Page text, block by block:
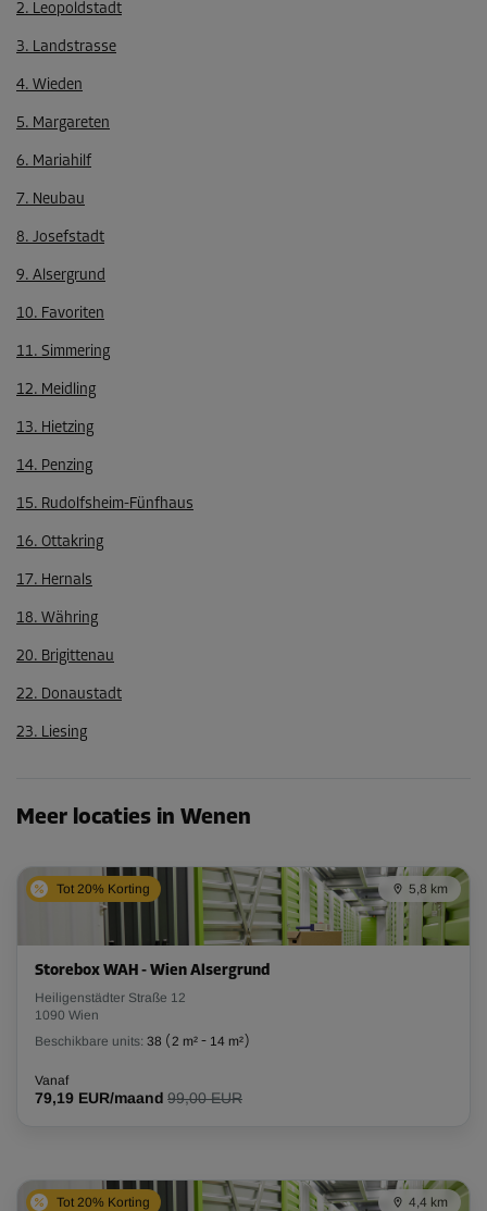
2. Leopoldstadt
3. Landstrasse
4. Wieden
5. Margareten
6. Mariahilf
7. Neubau
8. Josefstadt
9. Alsergrund
10. Favoriten
11. Simmering
12. Meidling
13. Hietzing
14. Penzing
15. Rudolfsheim-Fünfhaus
16. Ottakring
17. Hernals
18. Währing
20. Brigittenau
22. Donaustadt
23. Liesing
Meer locaties in Wenen
Tot 20% Korting 5,8 km
Storebox WAH - Wien Alsergrund
Heiligenstädter Straße 12
1090 Wien
Beschikbare units: 38 (2 m² - 14 m²)
Vanaf
79,19 EUR/maand 99,00 EUR
Tot 20% Korting 4,4 km